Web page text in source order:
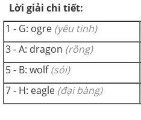
Lời giải chi tiết:
1 - G: ogre (yêu tinh)
3 - A: dragon (rồng)
5 - B: wolf(sói)
7 - H: eagle (đại bàng)